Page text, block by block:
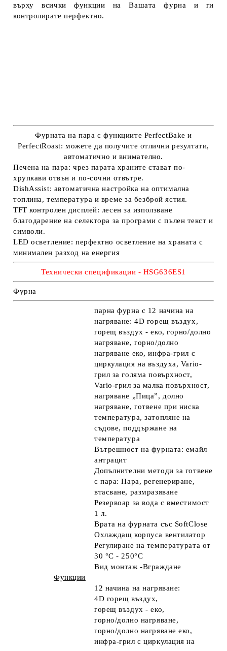
върху всички функции на Вашата фурна и ги
контролирате перфектно.
Фурната на пара с функциите PerfectBake и
PerfectRoast: можете да получите отлични резултати,
автоматично и внимателно.
Печена на пара: чрез парата храните стават по-
хрупкави отвън и по-сочни отвътре.
DishAssist: автоматична настройка на оптимална
топлина, температура и време за безброй ястия.
TFT контролен дисплей: лесен за използване
благодарение на селектора за програми с пълен текст и
символи.
LED осветление: перфектно осветление на храната с
минимален разход на енергия
Технически спецификации - HSG636ES1
Фурна
парна фурна с 12 начина на
нагряване: 4D горещ въздух,
горещ въздух - еко, горно/долно
нагряване, горно/долно
нагряване еко, инфра-грил с
циркулация на въздуха, Vario-
грил за голяма повърхност,
Vario-грил за малка повърхност,
нагряване „Пица”, долно
нагряване, готвене при ниска
температура, затопляне на
съдове, поддържане на
температура
Вътрешност на фурната: емайл
антрацит
Допълнителни методи за готвене
с пара: Пара, регенериране,
втасване, размразяване
Резервоар за вода с вместимост
1 л.
Врата на фурната със SoftClose
Охлаждащ корпуса вентилатор
Регулиране на температурата от
30 °C - 250°C
Вид монтаж -Вграждане
Функции
12 начина на нагряване:
4D горещ въздух,
горещ въздух - еко,
горно/долно нагряване,
горно/долно нагряване еко,
инфра-грил с циркулация на